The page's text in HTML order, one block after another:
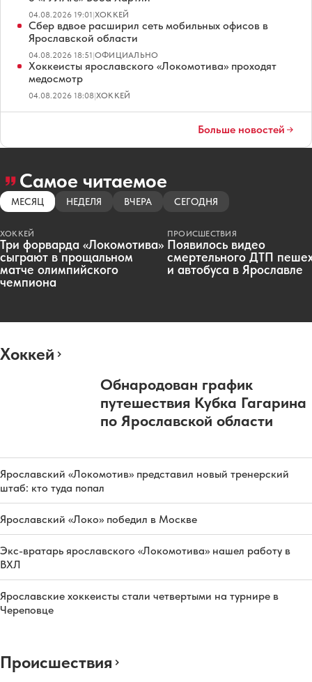
04.08.2026 19:01|ХОККЕЙ
Сбер вдвое расширил сеть мобильных офисов в
Ярославской области
04.08.2026 18:51|ОФИЦИАЛЬНО
Хоккеисты ярославского «Локомотива» проходят
медосмотр
04.08.2026 18:08|ХОККЕЙ
Больше новостей
Самое читаемое
МЕСЯЦ НЕДЕЛЯ ВЧЕРА СЕГОДНЯ
ХОККЕЙ
Три форварда «Локомотива»
сыграют в прощальном
матче олимпийского
чемпиона
ПРОИСШЕСТВИЯ
Появилось видео
смертельного ДТП
и автобуса в Ярославле
Хоккей
Обнародован график
путешествия Кубка Гагарина
по Ярославской области
Ярославский «Локомотив» представил новый тренерский
штаб: кто туда попал
Ярославский «Локо» победил в Москве
Экс-вратарь ярославского «Локомотива» нашел работу в
ВХЛ
Ярославские хоккеисты стали четвертыми на турнире в
Череповце
Происшествия